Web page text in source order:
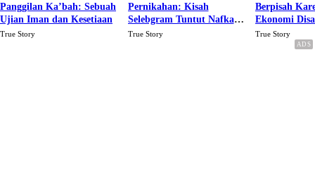
Panggilan Ka’bah: Sebuah
Ujian Iman dan Kesetiaan
True Story
Pernikahan: Kisah
Selebgram Tuntut Nafkah
Rp.15 Juta Perbulan
True Story
Berpisah
Ekonomi
Karena Cinta
True Story